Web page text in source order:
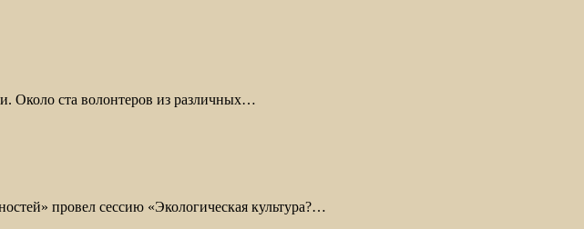
Около ста волонтеров из различных…
провел сессию «Экологическая культура?…